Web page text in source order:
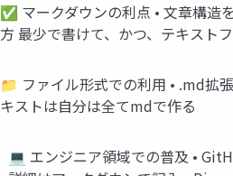
✅ マークダウンの利点 • 文章構造
方 最少で書けて、かつ、テキスト
📁 ファイル形式での利用 • .md拡
キストは自分は全てmdで作る
💻 エンジニア領域での普及 •